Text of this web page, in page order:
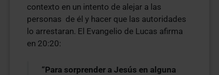
contexto en un intento de alejar a las
personas de él y hacer que las autoridades
lo arrestaran. El Evangelio de Lucas afirma
en 20:20:
“Para sorprender a Jesús en alguna